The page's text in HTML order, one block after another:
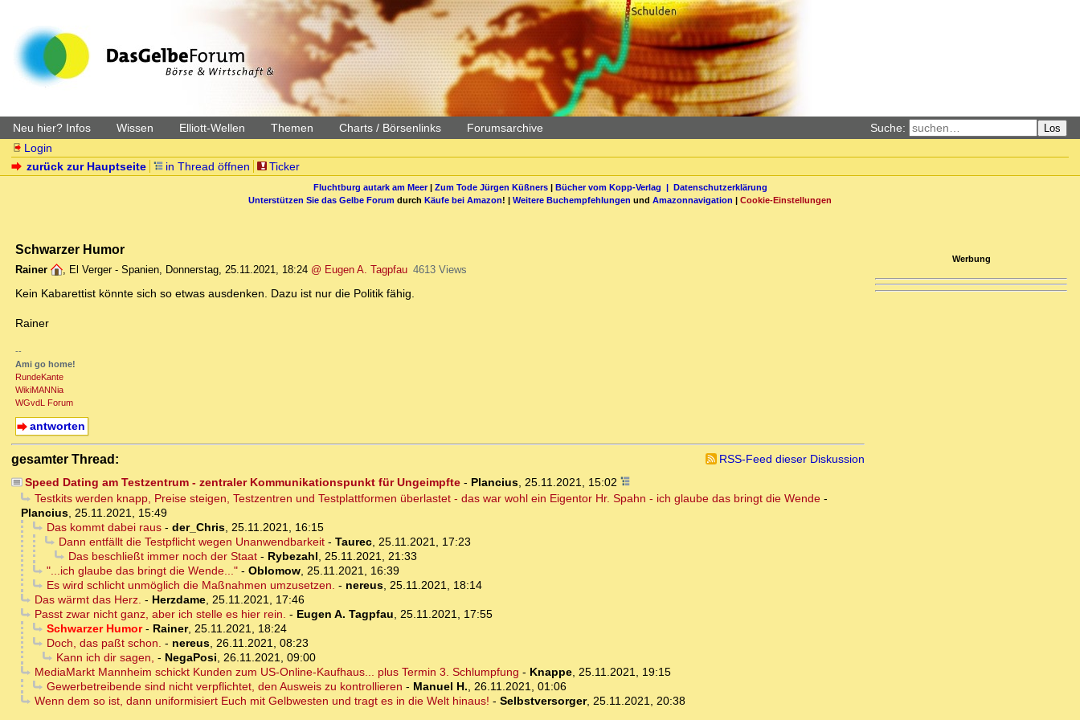
Neu hier? Infos Wissen Elliott-Wellen Themen Charts / Börsenlinks Forumsarchive Suche: Los
Login
zurück zur Hauptseite
in Thread öffnen Ticker
Fluchtburg autark am Meer| Zum Tode Jürgen Küßners| Bücher vom Kopp-Verlag | Datenschutzerklärung
Unterstützen Sie das Gelbe Forum durch Käufe bei Amazon! | Weitere Buchempfehlungen und Amazonnavigation | Cookie-Einstellungen
Schwarzer Humor
Rainer , El Verger - Spanien, Donnerstag, 25.11.2021, 18:24 @ Eugen A. Tagpfau 4613 Views
Kein Kabarettist könnte sich so etwas ausdenken. Dazu ist nur die Politik fähig.
Rainer
--
Ami go home!
RundeKante
WikiMANNia
WGvdL Forum
antworten
gesamter Thread:
RSS-Feed dieser Diskussion
Speed Dating am Testzentrum - zentraler Kommunikationspunkt für Ungeimpfte- Plancius, 25.11.2021, 15:02
Testkits werden knapp, Preise steigen, Testzentren und Testplattformen überlastet - das war wohl ein Eigentor Hr. Spahn - ich glaube das bringt die Wende-
Plancius, 25.11.2021, 15:49
Das kommt dabei raus- der_Chris, 25.11.2021, 16:15
Dann entfällt die Testpflicht wegen Unanwendbarkeit- Taurec, 25.11.2021, 17:23
Das beschließt immer noch der Staat- Rybezahl, 25.11.2021, 21:33
"...ich glaube das bringt die Wende..."- Oblomow, 25.11.2021, 16:39
Es wird schlicht unmöglich die Maßnahmen umzusetzen. - nereus, 25.11.2021, 18:14
Das wärmt das Herz. - Herzdame, 25.11.2021, 17:46
Passt zwar nicht ganz, aber ich stelle es hier rein. - Eugen A. Tagpfau, 25.11.2021, 17:55
Schwarzer Humor- Rainer, 25.11.2021, 18:24
Doch, das paßt schon. - nereus, 26.11.2021, 08:23
Kann ich dir sagen, - NegaPosi, 26.11.2021, 09:00
MediaMarkt Mannheim schickt Kunden zum US-Online-Kaufhaus... plus Termin 3. Schlumpfung - Knappe, 25.11.2021, 19:15
Gewerbetreibende sind nicht verpflichtet, den Ausweis zu kontrollieren - Manuel H., 26.11.2021, 01:06
Wenn dem so ist, dann uniformisiert Euch mit Gelbwesten und tragt es in die Welt hinaus! - Selbstversorger, 25.11.2021, 20:38
Werbung